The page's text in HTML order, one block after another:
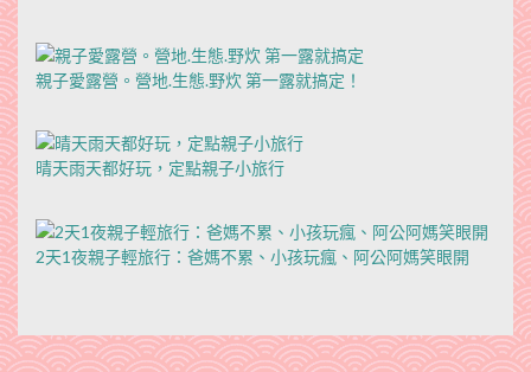
親子愛露營。營地.生態.野炊 第一露就搞定！
晴天雨天都好玩，定點親子小旅行
2天1夜親子輕旅行：爸媽不累、小孩玩瘋、阿公阿媽笑眼開